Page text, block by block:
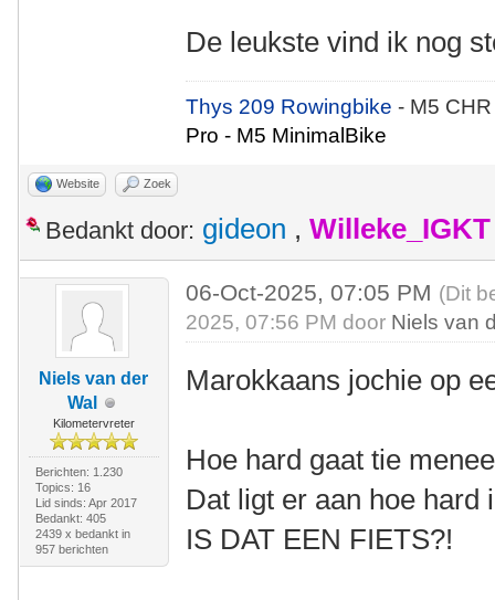
De leukste vind ik nog
Thys 209 Rowingbike- M5
Pro - M5 MinimalBike
Website Zoek
Bedankt door: gideon , Willeke_IGKT
Niels van der
Wal
Kilometervreter
Berichten: 1.230
Topics: 16
Lid sinds: Apr 2017
Bedankt: 405
2439 x bedankt in
957 berichten
06-Oct-2025, 07:05 PM (Dit
2025, 07:56 PM door Niels van
Marokkaans jochie op
Hoe hard gaat tie
Dat ligt er aan hoe hard
IS DAT EEN FIETS?!